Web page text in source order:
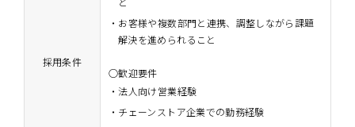
採用条件
お客様や複数部門と連携、調整しながら課題
解決を進められること
○歓迎要件
法人向け営業経験
チェーンストア企業での勤務経験